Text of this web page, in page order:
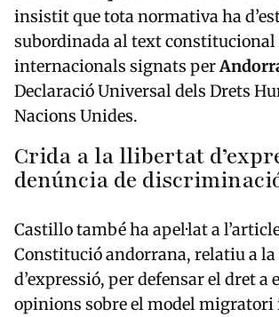
insistit que tota normativa ha
subordinada al text constitucional
internacionals signats per
Declaració Universal dels Drets
Nacions Unides.
Crida a la llibertat
denúncia de
Castillo també ha apel·lat a
Constitució andorrana, relatiu a
d’expressió, per defensar el dret a
opinions sobre el model migratori